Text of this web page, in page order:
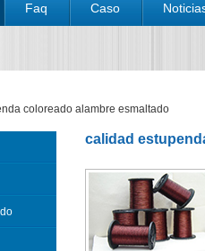
Faq Caso
coloreado alambre esmaltado
calidad